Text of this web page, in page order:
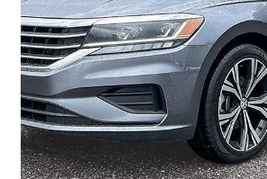
2022 Volkswagen Passat
2.0T Limited Edition FWD 124 155 km
21 998 $